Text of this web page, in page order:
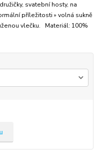
svatební hosty, na
příležitosti » volná sukně
vlečku. Materiál: 100%